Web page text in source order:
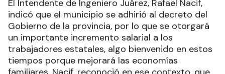
El Intendente de Ingeniero Juárez, Rafael Nacif,
indicó que el municipio se adhirió al decreto del
Gobierno de la provincia, por lo que se otorgará
un importante incremento salarial a los
trabajadores estatales, algo bienvenido en estos
tiempos porque mejorará las economías